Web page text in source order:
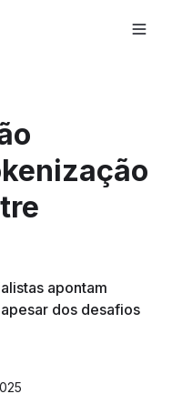
apontam
dos desafios